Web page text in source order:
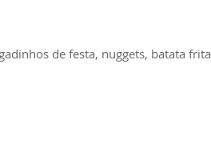
de festa, nuggets, batata